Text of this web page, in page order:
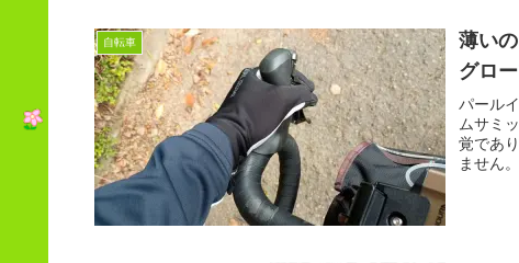
自転車
薄い
グロー
パール
ムサミ
覚であ
ません